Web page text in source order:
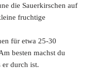
die Sauerkirschen auf
fruchtige
für etwa 25-30
besten machst du
er durch ist.